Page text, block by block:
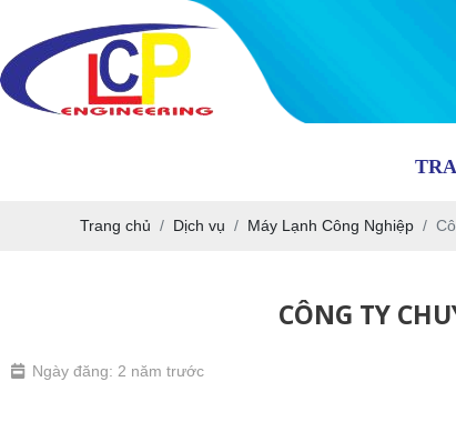
Trang chủ Dịch vụ Máy Lạnh Công Nghiệp
CÔNG TY
Ngày đăng: 2 năm trước